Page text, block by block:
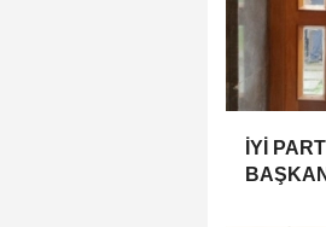
İYİ